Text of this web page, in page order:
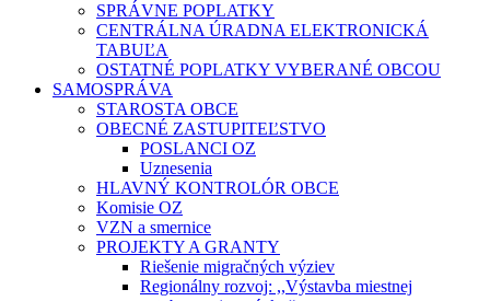
SPRÁVNE POPLATKY
CENTRÁLNA ÚRADNA ELEKTRONICKÁ
TABUĽA
OSTATNÉ POPLATKY VYBERANÉ OBCOU
SAMOSPRÁVA
STAROSTA OBCE
OBECNÉ ZASTUPITEĽSTVO
POSLANCI OZ
Uznesenia
HLAVNÝ KONTROLÓR OBCE
Komisie OZ
VZN a smernice
PROJEKTY A GRANTY
Riešenie migračných výziev
Regionálny rozvoj: ,,Výstavba miestnej